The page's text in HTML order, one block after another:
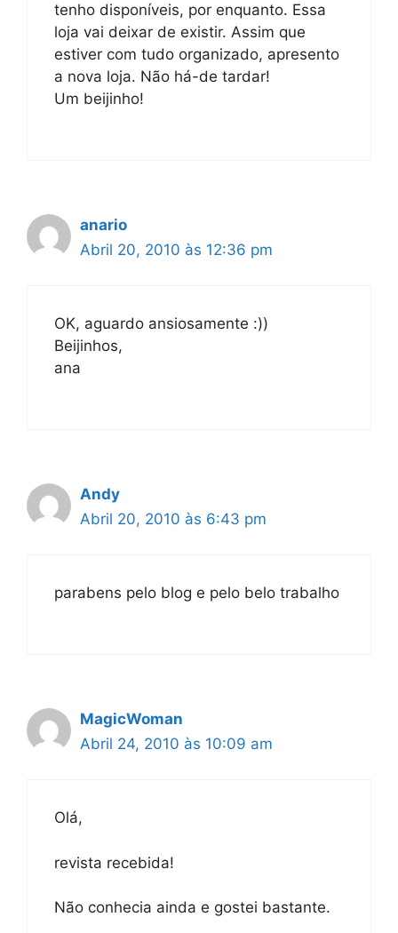
tenho disponíveis, por enquanto. Essa
loja vai deixar de existir. Assim que
estiver com tudo organizado, apresento
a nova loja. Não há-de tardar!
Um beijinho!
anario
Abril 20, 2010 às 12:36 pm
OK, aguardo ansiosamente :))
Beijinhos,
ana
Andy
Abril 20, 2010 às 6:43 pm
parabens pelo blog e pelo belo trabalho
MagicWoman
Abril 24, 2010 às 10:09 am
Olá,
revista recebida!
Não conhecia ainda e gostei bastante.